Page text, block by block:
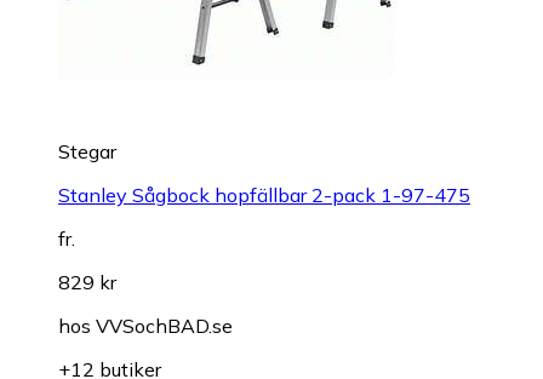
Stegar
Stanley Sågbock hopfällbar 2-pack 1-97-475
fr.
829 kr
hos VVSochBAD.se
+12 butiker